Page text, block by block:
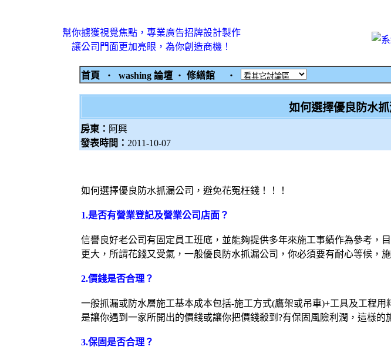
幫你擄獲視覺焦點，專業廣告招牌設計製作
讓公司門面更加亮眼，為你創造商機！
首頁 ‧ washing 論壇 ‧ 修繕館 ‧
如何選擇優良防水
房東： 阿興
發表時間： 2011-10-07
如何選擇優良防水抓漏公司，避免花冤枉錢！！！
1.是否有營業登記及營業公司店面？
信譽良好老公司有固定員工班底，並能夠提供多年來施工事績作為參考，
更大，所謂花錢又受氣，一般優良防水抓漏公司，你必須要有耐心等候，
2.價錢是否合理？
一般抓漏或防水層施工基本成本包括-施工方式(鷹架或吊車)+工具及工程
是讓你遇到一家所開出的價錢或讓你把價錢殺到?有保固風險利潤，這樣
3.保固是否合理？